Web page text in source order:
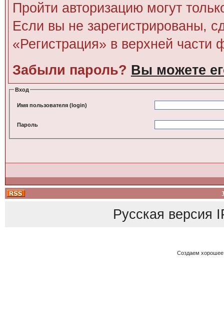
Пройти авторизацию могут
Если вы не зарегистрированы,
«Регистрация» в верхней части
Забыли пароль? Вы можете
Вход
Имя пользователя (login)
Пароль
Русская версия
Создаем